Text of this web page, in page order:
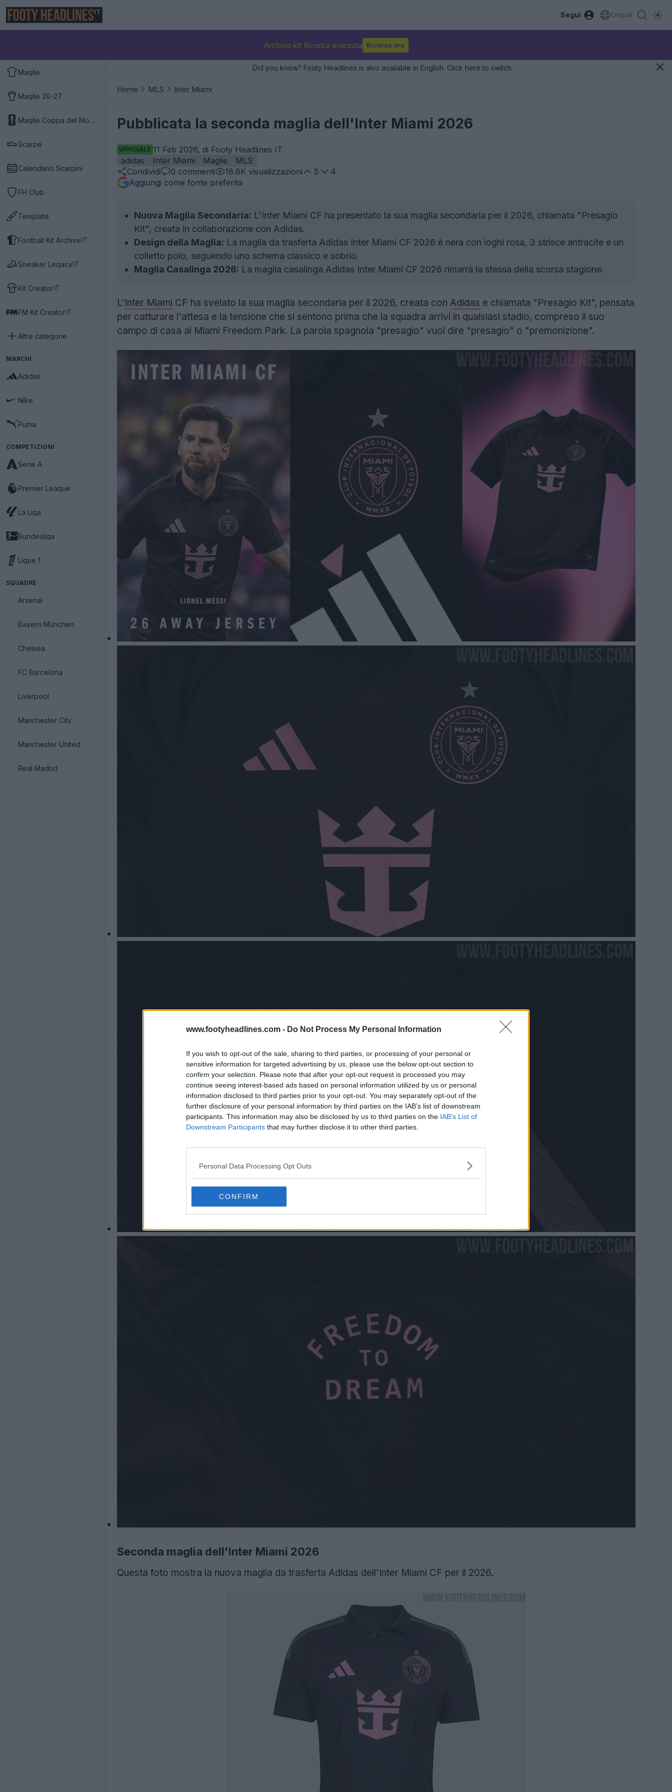
www.footyheadlines.com - Do Not Process My Personal Information
If you wish to opt-out of the sale, sharing to third parties, or processing of your personal or
sensitive information for targeted advertising by us, please use the below opt-out section to
confirm your selection. Please note that after your opt-out request is processed you may
continue seeing interest-based ads based on personal information utilized by us or personal
information disclosed to third parties prior to your opt-out. You may separately opt-out of the
further disclosure of your personal information by third parties on the IAB’s list of downstream
participants. This information may also be disclosed by us to third parties on the IAB’s List of
Downstream Participants that may further disclose it to other third parties.
Personal Data Processing Opt Outs
CONFIRM
IT Segui Lingua
Archivio kit Ricerca avanzata Ricerca ora
Maglie
Maglie 26-27
Maglie Coppa del Mondo 2026
Scarpe
Calendario Scarpini
FH Club
Template
Football Kit Archive
Sneaker Legacy
Kit Creator
FM Kit Creator
Altre categorie
MARCHI
Adidas
Nike
Puma
COMPETIZIONI
Serie A
Premier League
La Liga
Bundesliga
Ligue 1
SQUADRE
Arsenal
Bayern München
Chelsea
FC Barcelona
Liverpool
Manchester City
Manchester United
Real Madrid
Did you know? Footy Headlines is also available in English. Click here to switch.
Home MLS Inter Miami
Pubblicata la seconda maglia dell'Inter Miami 2026
UFFICIALE 11 Feb 2026, di Footy Headlines IT
adidas
Inter Miami Maglie
MLS
Condividi
0 commenti 18.8K visualizzazioni 5
4
Aggiungi come fonte preferita
Nuova Maglia Secondaria: L'Inter Miami CF ha presentato la sua maglia secondaria per il 2026, chiamata "Presagio
Kit", creata in collaborazione con Adidas.
Design della Maglia: La maglia da trasferta Adidas Inter Miami CF 2026 è nera con loghi rosa, 3 strisce antracite e un
colletto polo, seguendo uno schema classico e sobrio.
Maglia Casalinga 2026: La maglia casalinga Adidas Inter Miami CF 2026 rimarrà la stessa della scorsa stagione.
L'Inter Miami CF ha svelato la sua maglia secondaria per il 2026, creata con Adidas e chiamata "Presagio Kit", pensata
per catturare l'attesa e la tensione che si sentono prima che la squadra arrivi in qualsiasi stadio, compreso il suo
campo di casa al Miami Freedom Park. La parola spagnola "presagio" vuol dire "presagio" o "premonizione".
Seconda maglia dell'Inter Miami 2026
Questa foto mostra la nuova maglia da trasferta Adidas dell'Inter Miami CF per il 2026.